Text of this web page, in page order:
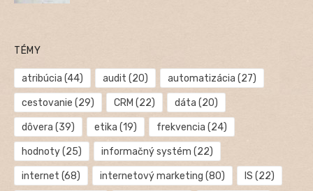
TÉMY
atribúcia (44) audit (20) automatizácia (27)
cestovanie (29) CRM (22) dáta (20)
dôvera (39) etika (19) frekvencia (24)
hodnoty(25) informačný systém (22)
internet (68) internetový marketing (80) IS (22)